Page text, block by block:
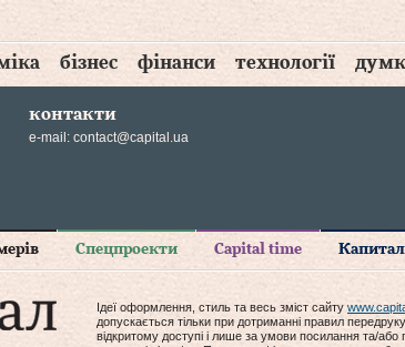
бізнес фінанси технології
контакти
e-mail: contact@capital.ua
Спецпроекти Capital time
Ідеї оформлення, стиль та весь зміст сайту
допускається тільки при дотриманні правил
відкритому доступі і лише за умови посилання та/